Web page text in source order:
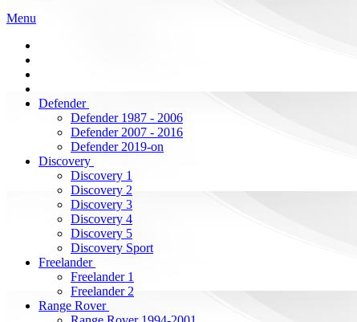
Menu
Defender
Defender 1987 - 2006
Defender 2007 - 2016
Defender 2019-on
Discovery
Discovery 1
Discovery 2
Discovery 3
Discovery 4
Discovery 5
Discovery Sport
Freelander
Freelander 1
Freelander 2
Range Rover